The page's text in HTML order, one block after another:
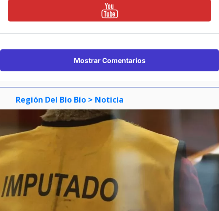
Mostrar Comentarios
Región Del Bío Bío > Noticia